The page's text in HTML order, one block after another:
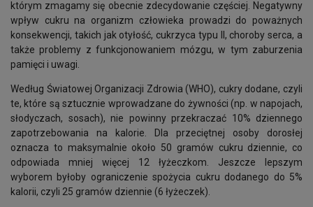
którym zmagamy się obecnie zdecydowanie częściej. Negatywny
wpływ cukru na organizm człowieka prowadzi do poważnych
konsekwencji, takich jak otyłość, cukrzyca typu II, choroby serca, a
także problemy z funkcjonowaniem mózgu, w tym zaburzenia
pamięci i uwagi.
Według Światowej Organizacji Zdrowia (WHO), cukry dodane, czyli
te, które są sztucznie wprowadzane do żywności (np. w napojach,
słodyczach, sosach), nie powinny przekraczać 10% dziennego
zapotrzebowania na kalorie. Dla przeciętnej osoby dorosłej
oznacza to maksymalnie około 50 gramów cukru dziennie, co
odpowiada mniej więcej 12 łyżeczkom. Jeszcze lepszym
wyborem byłoby ograniczenie spożycia cukru dodanego do 5%
kalorii, czyli 25 gramów dziennie (6 łyżeczek).